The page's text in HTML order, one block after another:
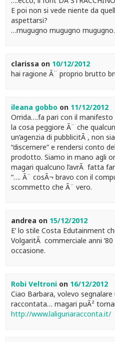
E poi non si vede niente da
aspettarsi?
…mugugno mugugno
clarissa on 10/12/2012
hai ragione Ã¨ proprio brutto
ileana gobboon 11/12/2012
Orrida….fa pari con il
la cosa peggiore Ã¨ che
un’agenzia di pubblicitÃ , non
“discernere” e rendersi conto
prodotto. Siamo in mano agli
magari qualcuno l’avrÃ fatta
“…. Ã¨ cosÃ¬ bravo con il
scommetto che Ã¨ vero.
andrea on 15/12/2012
E’ lo stile Costa Edutainment
VolgaritÃ commerciale anni
occasione.
Robi Veltronion 16/12/2012
Ciao Barbara, volevo
raccontata… magari puÃ²
http://www.laliguriaracconta.it/